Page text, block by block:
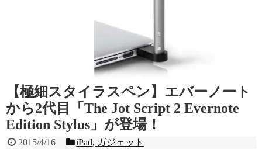
【極細スタイラスペン】エバーノート
から2代目「The Jot Script 2 Evernote
Edition Stylus」が登場！
2015/4/16 iPad, ガジェット